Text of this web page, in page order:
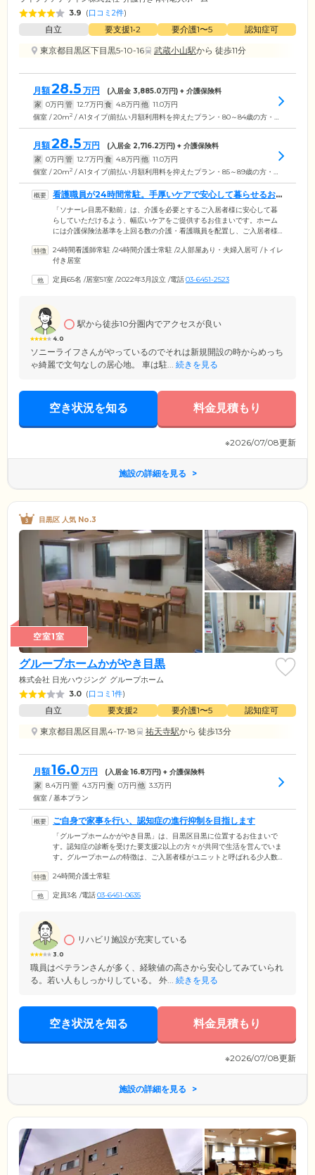
3.9 (口コミ2件)
自立 要支援1•2 要介護1〜5
認知症可
東京都目黒区下目黒5-10-16
武蔵小山駅から 徒歩11分
月額28.5 万円 (入居金 3,885.0万円) + 介護保険料
家 0万円 管 12.7万円 食 4.8万円 他 11.0万円
個室 / 20m2 / A1タイプ(前払い月額利用料を抑えたプラン・80～84歳の方・要介護3の場合)
月額28.5 万円 (入居金 2,716.2万円) + 介護保険料
家 0万円 管 12.7万円 食 4.8万円 他 11.0万円
個室 / 20m2 / A1タイプ(前払い月額利用料を抑えたプラン・85～89歳の方・要介護3の場合)
看護職員が24時間常駐。手厚いケアで安心して暮らせるお
住まいです
「ソナーレ目黒不動前」は、介護を必要とするご入居者様に安心して暮
らしていただけるよう、幅広いケアをご提供するお住まいです。ホーム
には介護保険法基準を上回る数の介護・看護職員を配置し、ご入居者様
医療依存度が上がっても安心してお過ごしいただけます。ホームがある
のは、東急目黒線「不動前」駅から徒歩13分に位置する閑静な住宅街。
森林浴を楽しむこともできます。都心にありながら落ち着いた環境が魅
24時間看護師常駐 /24時間介護士常駐 /2人部屋あり・夫婦入居可 /トイレ
付き居室
定員65名 /居室51室 /2022年3月設立 /電話03-6451-2523
4.0
駅から徒歩10分圏内でアクセスが良い
ソニーライフさんがやっているのでそれは新規開設の時からめっち
ゃ綺麗で文句なしの居心地。 車は駐... 続きを見る
空き状況を知る 料金見積もり
※2026/07/08更新
施設の詳細を見る
目黒区 人気 No.3
空室1室
グループホームかがやき目黒
株式会社 日光ハウジング グループホーム
3.0 (口コミ1件)
自立 要支援2 要介護1〜5
認知症可
東京都目黒区目黒4-17-18
祐天寺駅から 徒歩13分
月額16.0 万円 (入居金16.8万円) + 介護保険料
家 8.4万円 管 4.3万円 食 0万円 他 3.3万円
個室 / 基本プラン
ご自身で家事を行い、認知症の進行抑制を目指します
「グループホームかがやき目黒」は、目黒区目黒に位置するお住まいで
す。認知症の診断を受けた要支援2以上の方々が共同で生活を営んでいま
す。グループホームの特徴は、ご入居者様がユニットと呼ばれる少人数
担し、無理のない範囲で役割を担っていただきます。ご自身の役割を果
す。また、当ホームでは、生活のうえでの動作を機能訓練としてとらえ
24時間介護士常駐
定員3名 /電話03-6451-0635
3.0
リハビリ施設が充実している
職員はベテランさんが多く、経験値の高さから安心してみていられ
る。若い人もしっかりしている。 外... 続きを見る
空き状況を知る 料金見積もり
※2026/07/08更新
施設の詳細を見る